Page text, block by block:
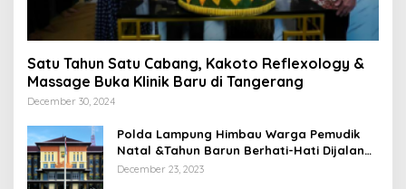
Satu Tahun Satu Cabang, Kakoto Reflexology &
Massage Buka Klinik Baru di Tangerang
December 30, 2024
Polda Lampung Himbau Warga Pemudik
Natal &Tahun Barun Berhati-Hati Dijalan
Saat Melintas di -Titik Rawan Kecelakaan
December 23, 2023